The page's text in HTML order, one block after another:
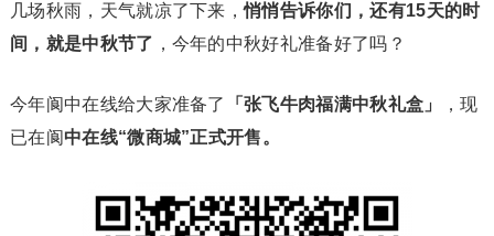
几场秋雨，天气就凉了下来，悄悄告诉你们，还有15天的时
间，就是中秋节了 ，今年的中秋好礼准备好了吗？
今年阆中在线给大家准备了 「张飞牛肉福满中秋礼盒」
，现
已在阆中在线“微商城”正式开售。